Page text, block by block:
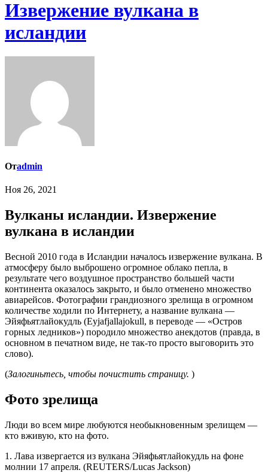
Извержение вулкана в
исландии
Отadmin
Ноя 26, 2021
Вулканы исландии. Извержение
вулкана в исландии
Весной 2010 года в Исландии началось извержение вулкана. В
атмосферу было выброшено огромное облако пепла, в
результате чего воздушное пространство большей части
континента оказалось закрыто, и было отменено множество
авиарейсов. Фотографии грандиозного зрелища в огромном
количестве ходили по Интернету, а название вулкана —
Эйяфьятлайокудль (Eyjafjallajokull, в переводе — «Остров
горных ледников») породило множество анекдотов (правда, в
основном в печатном виде, не так-то просто выговорить это
слово).
(Залогиньтесь, чтобы почистить страницу. )
Фото зрелища
Люди во всем мире любуются необыкновенным зрелищем —
кто вживую, кто на фото.
1. Лава извергается из вулкана Эйяфьятлайокудль на фоне
молнии 17 апреля. (REUTERS/Lucas Jackson)